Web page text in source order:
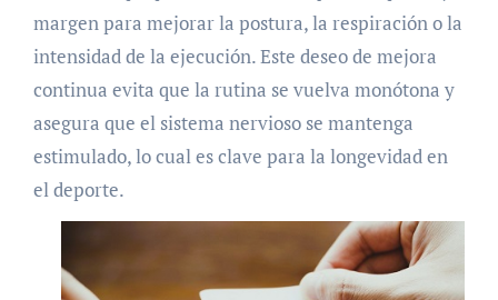
margen para mejorar la postura, la respiración o la
intensidad de la ejecución. Este deseo de mejora
continua evita que la rutina se vuelva monótona y
asegura que el sistema nervioso se mantenga
estimulado, lo cual es clave para la longevidad en
el deporte.